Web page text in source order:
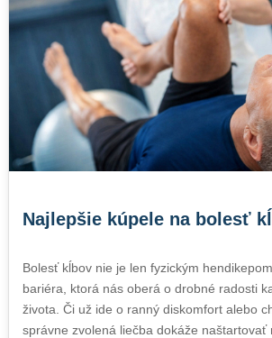
Najlepšie kúpele na bolesť
Bolesť kĺbov nie je len fyzickým
bariéra, ktorá nás oberá o drobné radosti
života. Či už ide o ranný diskomfort alebo
správne zvolená liečba dokáže naštartovať